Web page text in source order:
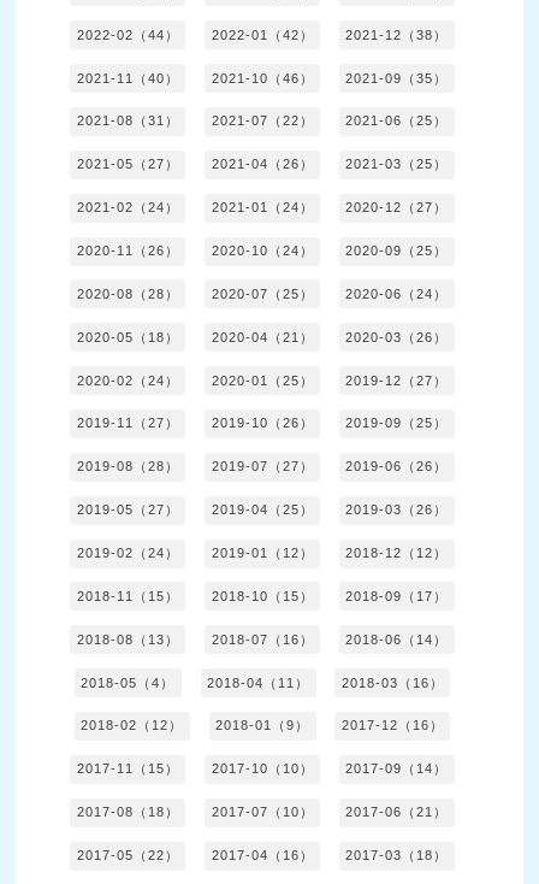
2022-02（44） 2022-01（42） 2021-12（38）
2021-11（40） 2021-10（46） 2021-09（35）
2021-08（31） 2021-07（22） 2021-06（25）
2021-05（27） 2021-04（26） 2021-03（25）
2021-02（24） 2021-01（24） 2020-12（27）
2020-11（26） 2020-10（24） 2020-09（25）
2020-08（28） 2020-07（25） 2020-06（24）
2020-05（18） 2020-04（21） 2020-03（26）
2020-02（24） 2020-01（25） 2019-12（27）
2019-11（27） 2019-10（26） 2019-09（25）
2019-08（28） 2019-07（27） 2019-06（26）
2019-05（27） 2019-04（25） 2019-03（26）
2019-02（24） 2019-01（12） 2018-12（12）
2018-11（15） 2018-10（15） 2018-09（17）
2018-08（13） 2018-07（16） 2018-06（14）
2018-05（4） 2018-04（11） 2018-03（16）
2018-02（12） 2018-01（9） 2017-12（16）
2017-11（15） 2017-10（10） 2017-09（14）
2017-08（18） 2017-07（10） 2017-06（21）
2017-05（22） 2017-04（16） 2017-03（18）